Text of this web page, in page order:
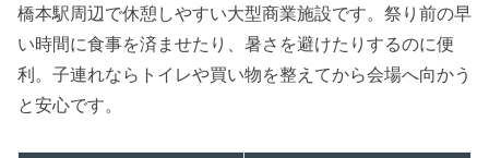
橋本駅周辺で休憩しやすい大型商業施設です。祭り前の早
い時間に食事を済ませたり、暑さを避けたりするのに便
利。子連れならトイレや買い物を整えてから会場へ向かう
と安心です。